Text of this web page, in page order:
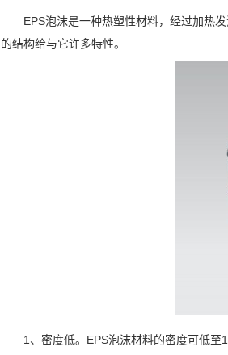
EPS泡沫是一种热塑性材料，经过加热发
的结构给与它许多特性。
1、密度低。EPS泡沫材料的密度可低至